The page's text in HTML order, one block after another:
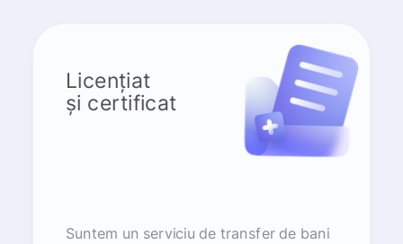
Licențiat
și certificat
Suntem un serviciu de transfer de bani